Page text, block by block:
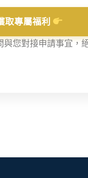
取專屬福利
您對接申請事宜，